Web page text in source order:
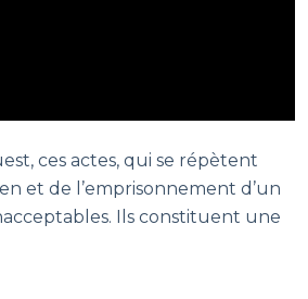
ces actes, qui se répètent
et de l’emprisonnement d’un
Ils constituent une